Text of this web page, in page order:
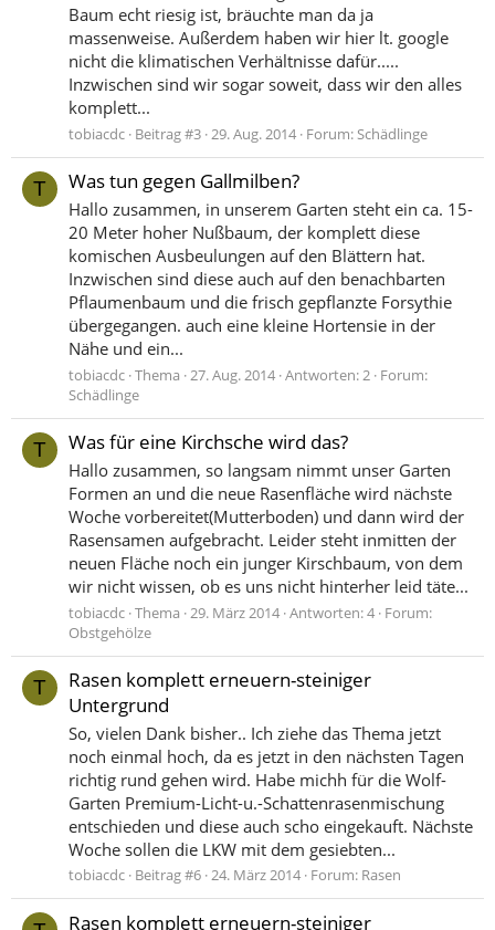
Baum echt riesig ist, bräuchte man da ja
massenweise. Außerdem haben wir hier lt. google
nicht die klimatischen Verhältnisse dafür.....
Inzwischen sind wir sogar soweit, dass wir den alles
komplett...
tobiacdc Beitrag #3 29. Aug. 2014 Forum:Schädlinge
T Was tun gegen Gallmilben?
Hallo zusammen, in unserem Garten steht ein ca. 15-
20 Meter hoher Nußbaum, der komplett diese
komischen Ausbeulungen auf den Blättern hat.
Inzwischen sind diese auch auf den benachbarten
Pflaumenbaum und die frisch gepflanzte Forsythie
übergegangen. auch eine kleine Hortensie in der
Nähe und ein...
tobiacdc Thema 27. Aug. 2014 Antworten: 2 Forum:
Schädlinge
T Was für eine Kirchsche wird das?
Hallo zusammen, so langsam nimmt unser Garten
Formen an und die neue Rasenfläche wird nächste
Woche vorbereitet(Mutterboden) und dann wird der
Rasensamen aufgebracht. Leider steht inmitten der
neuen Fläche noch ein junger Kirschbaum, von dem
wir nicht wissen, ob es uns nicht hinterher leid täte...
tobiacdc Thema 29. März 2014 Antworten: 4 Forum:
Obstgehölze
T
Rasen komplett erneuern-steiniger
Untergrund
So, vielen Dank bisher.. Ich ziehe das Thema jetzt
noch einmal hoch, da es jetzt in den nächsten Tagen
richtig rund gehen wird. Habe michh für die Wolf-
Garten Premium-Licht-u.-Schattenrasenmischung
entschieden und diese auch scho eingekauft. Nächste
Woche sollen die LKW mit dem gesiebten...
tobiacdc Beitrag #6 24. März 2014 Forum: Rasen
Rasen komplett erneuern-steiniger